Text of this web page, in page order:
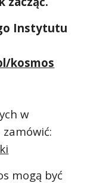
Instytutu
kosmos
w
mogą być